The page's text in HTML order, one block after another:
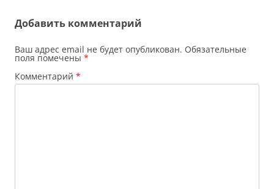
Добавить комментарий
Ваш адрес email не будет опубликован. Обязательные
поля помечены *
Комментарий *